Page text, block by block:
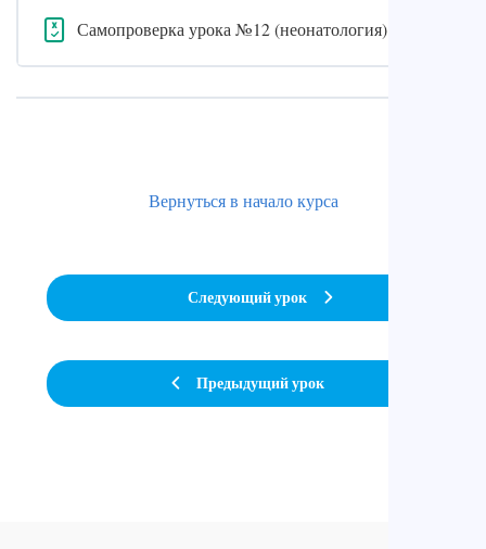
Самопроверка урока №12 (неонатология)
Предыдущий урок
Вернуться в начало курса
Следующий урок